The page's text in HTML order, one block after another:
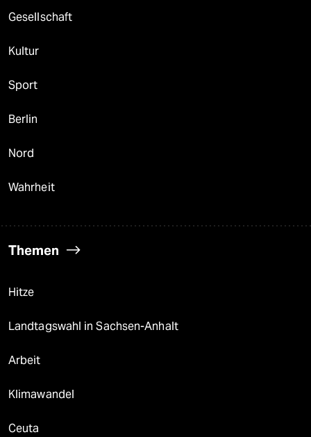
Gesellschaft
Kultur
Sport
Berlin
Nord
Wahrheit
Themen
Hitze
Landtagswahl in Sachsen-Anhalt
Arbeit
Klimawandel
Ceuta